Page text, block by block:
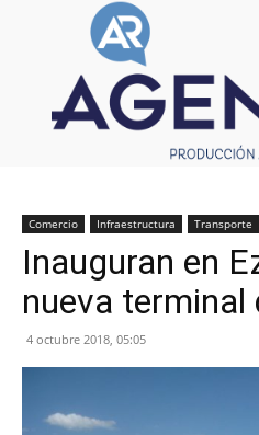
Comercio Infraestructura Transporte
Inauguran en
nueva terminal
4 octubre 2018, 05:05